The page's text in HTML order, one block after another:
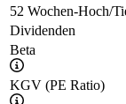
52 Wochen-Hoch/
Dividenden
Beta
KGV (PE Ratio)